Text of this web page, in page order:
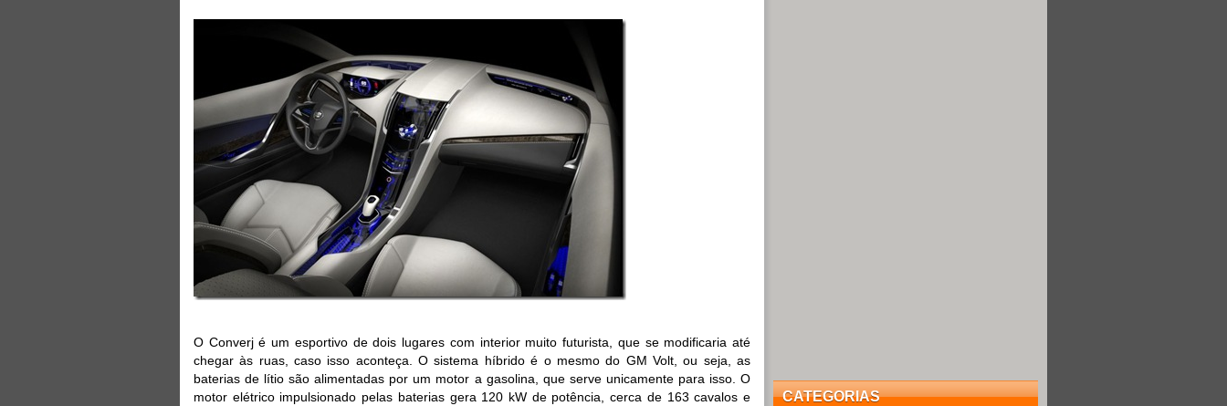
O Converj é um esportivo de dois lugares com interior muito futurista, que se modificaria até
chegar às ruas, caso isso aconteça. O sistema híbrido é o mesmo do GM Volt, ou seja, as
baterias de lítio são alimentadas por um motor a gasolina, que serve unicamente para isso. O
motor elétrico impulsionado pelas baterias gera 120 kW de potência, cerca de 163 cavalos e
CATEGORIAS